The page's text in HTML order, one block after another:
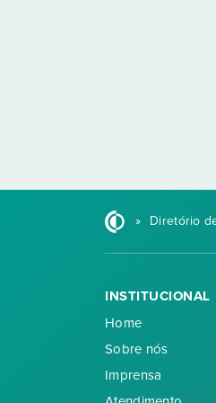
» Diretório
INSTITUCIONAL
Home
Sobre nós
Imprensa